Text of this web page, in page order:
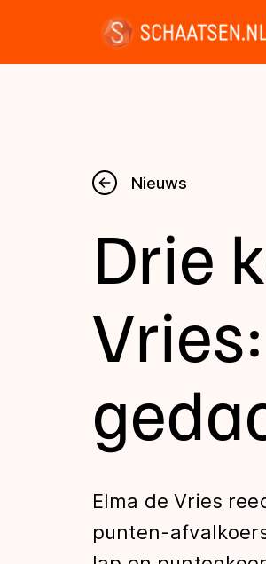
Nieuws
Kalender
Disciplines
Uitslagen
Tijden &
De weg
Nieuws
Drie
Elma de Vries
punten-